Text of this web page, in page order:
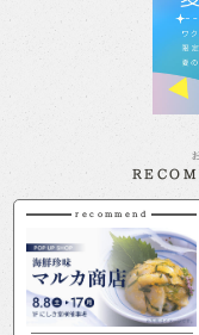
recommend